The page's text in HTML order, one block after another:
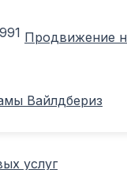
Продвижение
Вайлдбериз
услуг